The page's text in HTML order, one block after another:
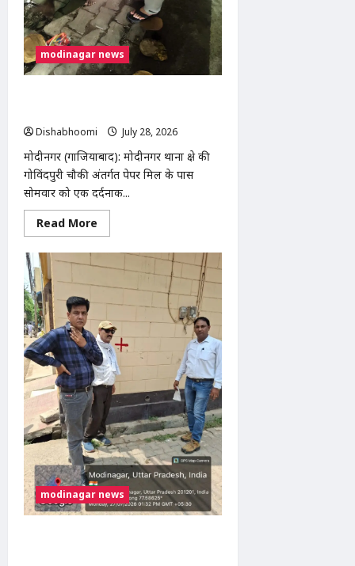
modinagar news
Dishabhoomi
July 28, 2026
मोदीनगर (गाजियाबाद): मोदीनगर थाना क्षेत्र की
गोविंदपुरी चौकी अंतर्गत पेपर मिल के पास
सोमवार को एक दर्दनाक...
Read More
more
मोदीनगर
में
रफ्तार
महिला
को
मारी
टक्कर,
गंभीर
घायल
modinagar news